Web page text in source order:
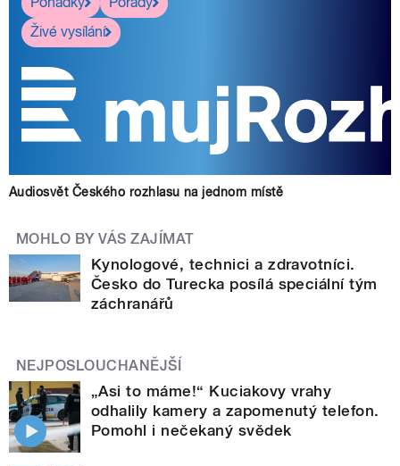
Živé vysílání
Audiosvět Českého rozhlasu na jednom místě
MOHLO BY VÁS ZAJÍMAT
Kynologové, technici a zdravotníci.
Česko do Turecka posílá speciální tým
záchranářů
NEJPOSLOUCHANĚJŠÍ
„Asi to máme!“ Kuciakovy vrahy
odhalily kamery a zapomenutý telefon.
Pomohl i nečekaný svědek